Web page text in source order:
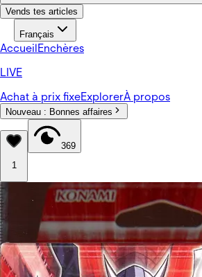
Vends tes articles
Français
AccueilEnchères
LIVE
Achat à prix fixeExplorerÀ propos
Nouveau : Bonnes affaires
1
369